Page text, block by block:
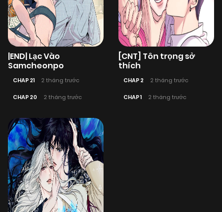
|END| Lạc Vào
Samcheonpo
CHAP 21 2 tháng trước
CHAP 20 2 tháng trước
[CNT] Tôn trọng sở
thích
CHAP 2 2 tháng trước
CHAP 1 2 tháng trước